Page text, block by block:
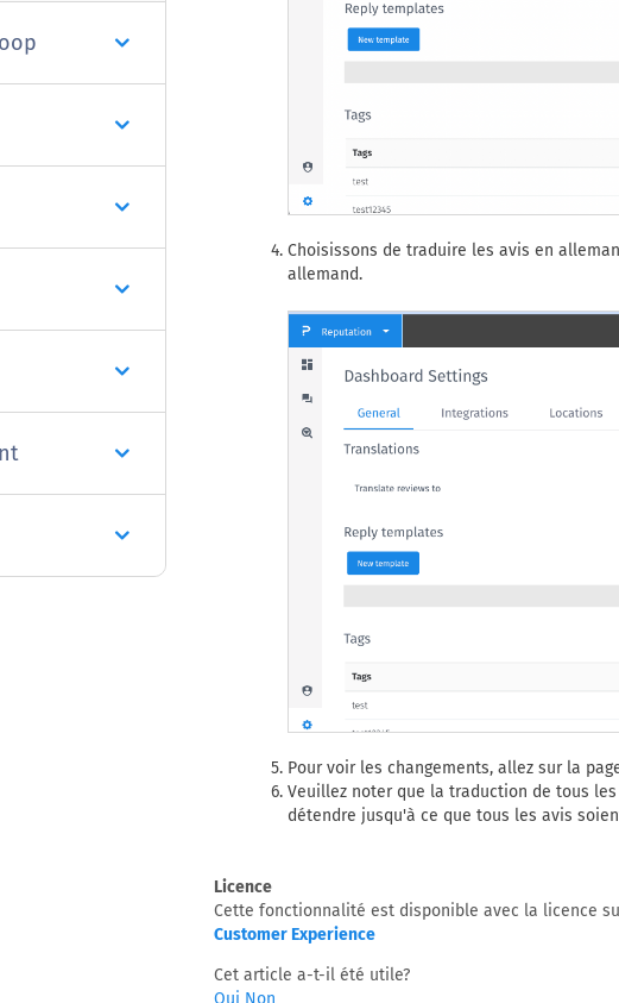
Choisissons de traduire les avis en
allemand.
Pour voir les changements, allez sur la
Veuillez noter que la traduction de tous
détendre jusqu'à ce que tous les avis
Licence
Cette fonctionnalité est disponible avec la licence
Customer Experience
Cet article a-t-il été utile?
Oui Non